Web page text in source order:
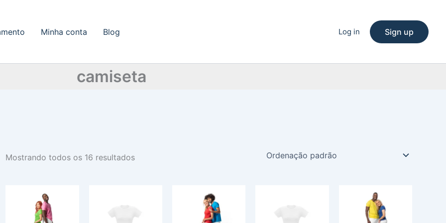
Minha conta Blog Log in Sign up
camiseta
Mostrando todos os 16 resultados